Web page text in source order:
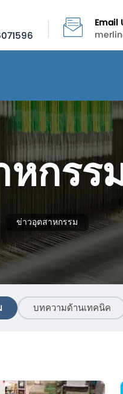
Email
กรร
ข่าวอุตสาหกรรม
บทความด้านเทคนิค